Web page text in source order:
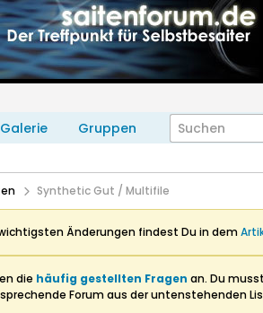
Galerie Gruppen
Synthetic Gut / Multifile
Änderungen findest Du in dem
die häufig gestellten Fragen an. Du
Forum aus der untenstehenden